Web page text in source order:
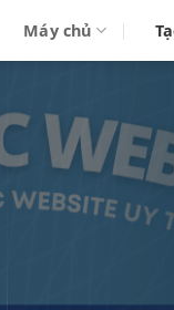
Máy chủ